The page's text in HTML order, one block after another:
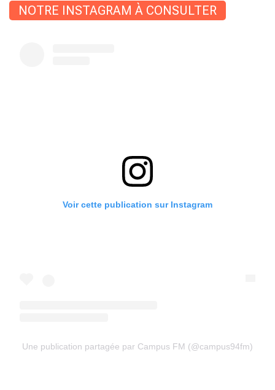
NOTRE INSTAGRAM À CONSULTER
Voir cette publication sur Instagram
Une publication partagée par Campus FM (@campus94fm)